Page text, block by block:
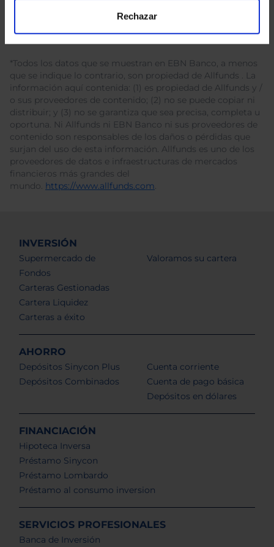
Rechazar
*Todos los datos que se muestran en EBN Banco, a menos
que se indique lo contrario, son propiedad de Allfunds . La
información aquí contenida: (1) es propiedad de Allfunds y /
o sus proveedores de contenido; (2) no se puede copiar ni
distribuir; y (3) no se garantiza que sea precisa, completa u
oportuna. Ni Allfunds ni EBN Banco ni sus proveedores de
contenido son responsables de los daños o pérdidas que
surjan del uso de esta información. Allfunds es uno de los
proveedores de datos e infraestructuras de mercados
financieros más grandes del
mundo. https://www.allfunds.com.
INVERSIÓN
Supermercado de
Fondos
Carteras Gestionadas
Cartera Liquidez
Carteras a éxito
Valoramos su cartera
AHORRO
Depósitos Sinycon Plus
Depósitos Combinados
Cuenta corriente
Cuenta de pago básica
Depósitos en dólares
FINANCIACIÓN
Hipoteca Inversa
Préstamo Sinycon
Préstamo Lombardo
Préstamo al consumo inversion
SERVICIOS PROFESIONALES
Banca de Inversión